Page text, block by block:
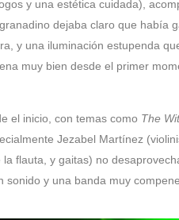
y una estética cuidada),
dejaba claro que había
y una iluminación estupenda
muy bien desde el primer
el inicio, con temas como The
Jezabel Martínez
flauta, y gaitas) no
sonido y una banda muy